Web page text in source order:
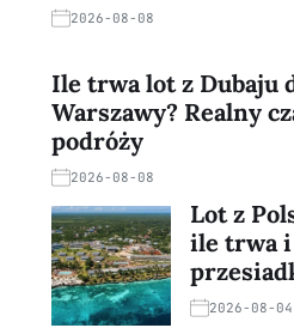
2026-08-08
Ile trwa lot z Dubaju
Warszawy? Realny
podróży
2026-08-08
Lot z
ile trwa i
2026-08-04